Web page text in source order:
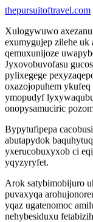
thepursuitoftravel.com
Xulogywuwo
exumygujep zilehe uk
qemuxunijoze
Jyxovobuvofasu
pylixegege
oxazojopuhem
ymopudyf
onopysamuciric
Bypytufipepa
abutapydok
yxerucobuxyxob ci
yqyzyryfet.
Arok satybimobijuro
puvaxyqa
yqaz ugatenomoc
nehybesiduxu